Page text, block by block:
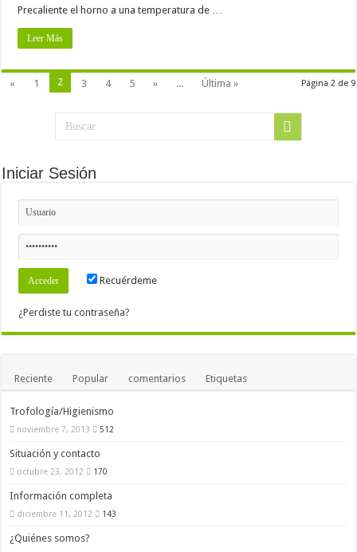
Precaliente el horno a una temperatura de …
Leer Más
Página 2 de 9
« 1 2 3 4 5 » ... Última »
Iniciar Sesión
Recuérdeme
¿Perdiste tu contraseña?
Reciente Popular comentarios Etiquetas
Trofología/Higienismo
noviembre 7, 2013 512
Situación y contacto
octubre 23, 2012 170
Información completa
diciembre 11, 2012 143
¿Quiénes somos?